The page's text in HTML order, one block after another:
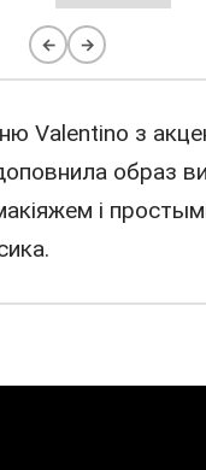
← →
Valentino з
образ
і